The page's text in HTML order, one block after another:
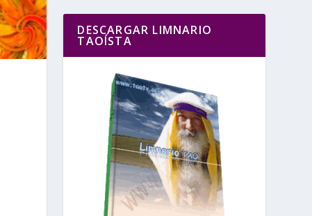
DESCARGAR LIMNARIO
TAOÍSTA